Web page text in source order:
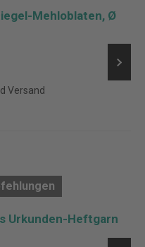
Mehloblaten, Ø
Versand
Urkunden-Heftgarn